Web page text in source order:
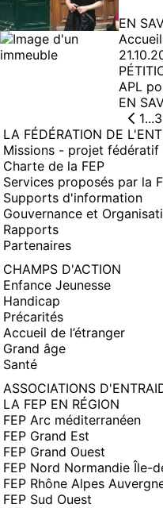
EN
APL
EN
1...3
LA FÉDÉRATION DE
Missions - projet fédératif
Charte de la FEP
Services proposés par la
Supports d'information
Gouvernance et
Rapports
Partenaires
CHAMPS D'ACTION
Enfance Jeunesse
Handicap
Précarités
Accueil de l’étranger
Grand âge
Santé
ASSOCIATIONS
LA FEP EN RÉGION
FEP Arc méditerranéen
FEP Grand Est
FEP Grand Ouest
FEP Nord Normandie Île-
FEP Rhône Alpes
FEP Sud Ouest